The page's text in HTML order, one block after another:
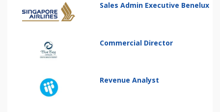
Sales Admin Executive Benelux
Commercial Director
Revenue Analyst